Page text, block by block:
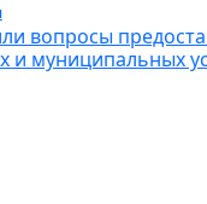
/ Общество
вопросы
и муниципальных